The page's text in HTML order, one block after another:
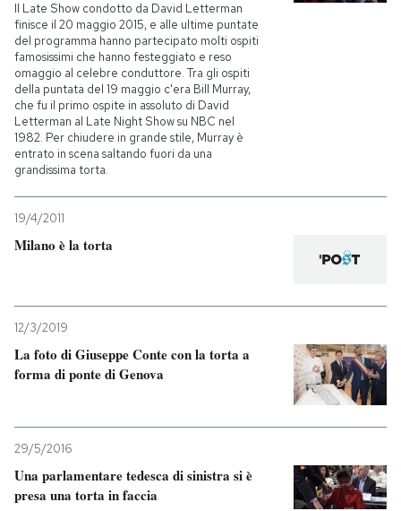
Il Late Show condotto da David Letterman
finisce il 20 maggio 2015, e alle ultime puntate
del programma hanno partecipato molti ospiti
famosissimi che hanno festeggiato e reso
omaggio al celebre conduttore. Tra gli ospiti
della puntata del 19 maggio c'era Bill Murray,
che fu il primo ospite in assoluto di David
Letterman al Late Night Show su NBC nel
1982. Per chiudere in grande stile, Murray è
entrato in scena saltando fuori da una
grandissima torta.
19/4/2011
Milano è la torta
12/3/2019
La foto di Giuseppe Conte con la torta a
forma di ponte di Genova
29/5/2016
Una parlamentare tedesca di sinistra si è
presa una torta in faccia